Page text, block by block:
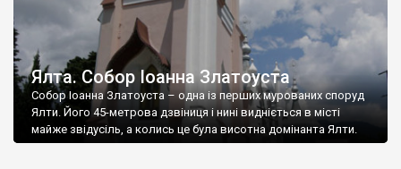
Ялта. Собор Іоанна Златоуста
Собор Іоанна Златоуста – одна із перших мурованих споруд
Ялти. Його 45-метрова дзвіниця і нині видніється в місті
майже звідусіль, а колись це була висотна домінанта Ялти.